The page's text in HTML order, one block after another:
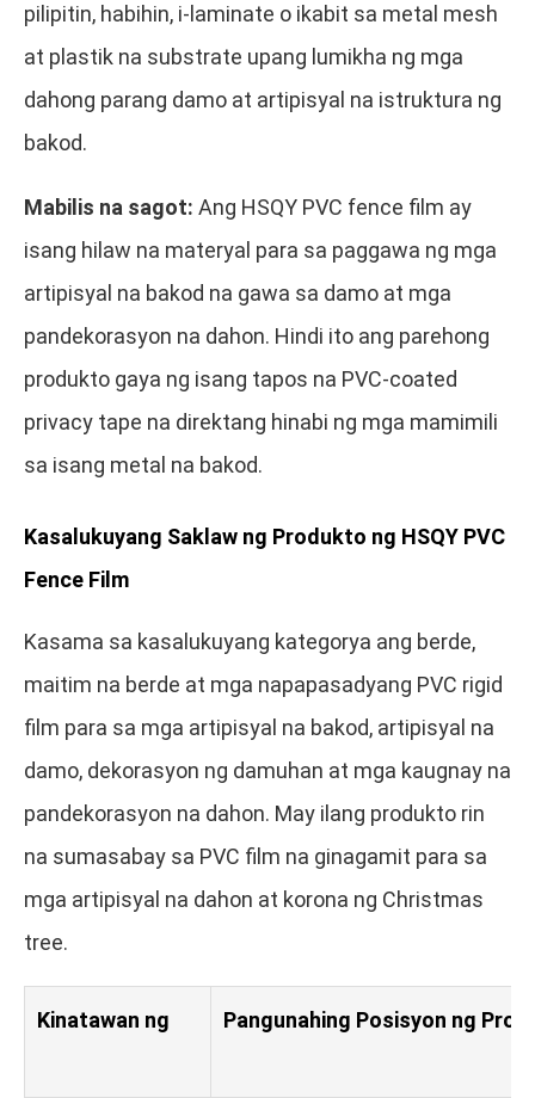
pilipitin, habihin, i-laminate o ikabit sa metal mesh
at plastik na substrate upang lumikha ng mga
dahong parang damo at artipisyal na istruktura ng
bakod.
Mabilis na sagot: Ang HSQY PVC fence film ay
isang hilaw na materyal para sa paggawa ng mga
artipisyal na bakod na gawa sa damo at mga
pandekorasyon na dahon. Hindi ito ang parehong
produkto gaya ng isang tapos na PVC-coated
privacy tape na direktang hinabi ng mga mamimili
sa isang metal na bakod.
Kasalukuyang Saklaw ng Produkto ng HSQY PVC
Fence Film
Kasama sa kasalukuyang kategorya ang berde,
maitim na berde at mga napapasadyang PVC rigid
film para sa mga artipisyal na bakod, artipisyal na
damo, dekorasyon ng damuhan at mga kaugnay na
pandekorasyon na dahon. May ilang produkto rin
na sumasabay sa PVC film na ginagamit para sa
mga artipisyal na dahon at korona ng Christmas
tree.
Kinatawan ng Pangunahing Posisyon ng